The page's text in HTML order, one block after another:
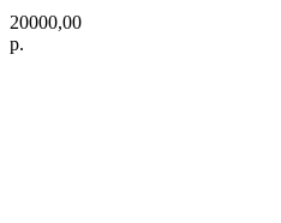
20000,00
р.